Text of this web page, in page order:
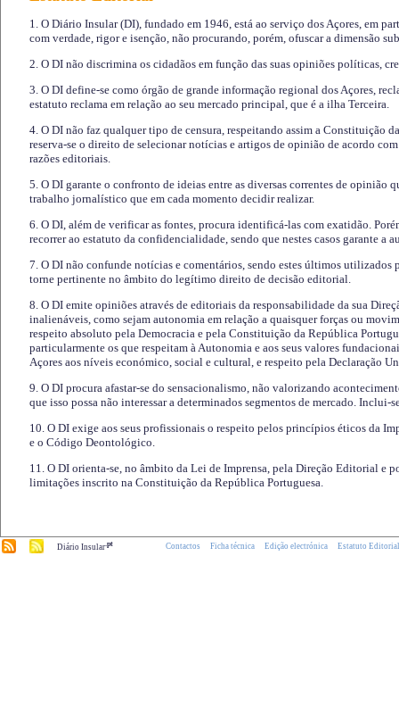
1. O Diário Insular (DI), fundado em 1946, está ao serviço dos Açores, em
com verdade, rigor e isenção, não procurando, porém, ofuscar a dimensão
2. O DI não discrimina os cidadãos em função das suas opiniões políticas,
3. O DI define-se como órgão de grande informação regional dos Açores,
estatuto reclama em relação ao seu mercado principal, que é a ilha Terceira.
4. O DI não faz qualquer tipo de censura, respeitando assim a Constituição
reserva-se o direito de selecionar notícias e artigos de opinião de acordo
razões editoriais.
5. O DI garante o confronto de ideias entre as diversas correntes de opinião
trabalho jornalístico que em cada momento decidir realizar.
6. O DI, além de verificar as fontes, procura identificá-las com exatidão.
recorrer ao estatuto da confidencialidade, sendo que nestes casos garante a
7. O DI não confunde notícias e comentários, sendo estes últimos utilizados
torne pertinente no âmbito do legítimo direito de decisão editorial.
8. O DI emite opiniões através de editoriais da responsabilidade da sua
inalienáveis, como sejam autonomia em relação a quaisquer forças ou
respeito absoluto pela Democracia e pela Constituição da República
particularmente os que respeitam à Autonomia e aos seus valores
Açores aos níveis económico, social e cultural, e respeito pela Declaração
9. O DI procura afastar-se do sensacionalismo, não valorizando
que isso possa não interessar a determinados segmentos de mercado.
10. O DI exige aos seus profissionais o respeito pelos princípios éticos da
e o Código Deontológico.
11. O DI orienta-se, no âmbito da Lei de Imprensa, pela Direção Editorial e
limitações inscrito na Constituição da República Portuguesa.
Diário Insular.pt Contactos Ficha técnica Edição electrónica Estatuto Editorial